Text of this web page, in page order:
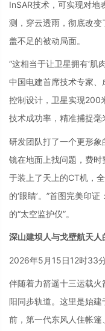
InSAR技术，可实现对地
测，穿云透雨，彻底改
盖不足的被动局面。
“这相当于让卫星拥有‘肌
中国电建首席技术专家
控制设计，卫星实现200
技术成功率，精准捕捉毫
研发团队打了一个更形象
镜在地面上找问题，费时
于装上了天上的CT机，
的‘眼睛’。”首图完美印
的“太空监护仪”。
深山建坝人与戈壁航天人
2026年5月15日12时33
伴随着力箭遥十三运载
阳同步轨道。这里是始
前，第一代东风人住帐